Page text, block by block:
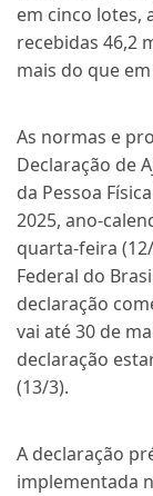
em cinco lotes,
recebidas 46,2
mais do que em
As normas e
Declaração de
da Pessoa
2025, ano-
quarta-feira
Federal do
declaração
vai até 30 de
declaração
(13/3).
A declaração
implementada